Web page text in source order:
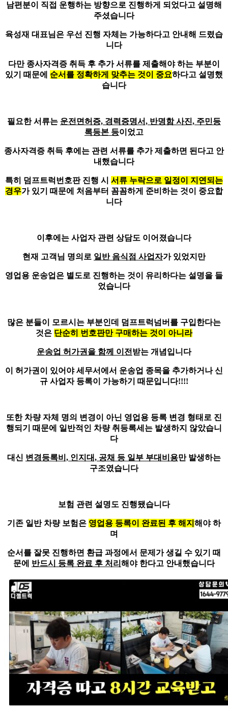
남편분이 직접 운행하는 방향으로 진행하게 되었다고 설명해
주셨습니다
육성재 대표님은 우선 진행 자체는 가능하다고 안내해 드렸습
니다
다만 종사자격증 취득 후 추가 서류를 제출해야 하는 부분이
있기 때문에 순서를 정확하게 맞추는 것이 중요하다고 설명했
습니다
필요한 서류는 운전면허증, 경력증명서, 반명함 사진, 주민등
록등본 등이었고
종사자격증 취득 후에는 관련 서류를 추가 제출하면 된다고 안
내 했습니다
특히 덤프트럭번호판 진행 시 서류 누락으로 일정이 지연되는
경우가 있기 때문에 처음부터 꼼꼼하게 준비하는 것이 중요합
니다
이후에는 사업자 관련 상담도 이어졌습니다
현재 고객님 명의로 일반 음식점 사업자가 있었지만
영업용 운송업은 별도로 진행하는 것이 유리 하다는 설명을 들
었습니다
많은 분들이 모르시는 부분인데 덤프트럭넘버를 구입한다는
것은 단순히 번호판만 구매하는 것이 아니라
운송업 허가권을 함께 이전 받는 개념입니다
이 허가권이 있어야 세무서에서 운송업 종목을 추가하거나 신
규 사업자 등록이 가능하기 때문입니다!!!!
또한 차량 자체 명의 변경이 아닌 영업용 등록 변경 형태로 진
행되기 때문에 일반적인 차량 취등록세는 발생하지 않았습니
다
대신 변경등록비, 인지대, 공채 등 일부 부대비용만 발생하는
구조였습니다
보험 관련 설명도 진행됐습니다
기존 일반 차량 보험은 영업용 등록이 완료된 후 해지 해야 하
며
순서를 잘못 진행하면 환급 과정에서 문제가 생길 수 있기 때
문에 반드시 등록 완료 후 처리 해야 한다고 안내했습니다